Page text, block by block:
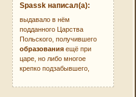
Spassk написал(а):
выдавало в нём
подданного Царства
Польского, получившего
образования ещё при
царе, но либо многое
крепко подзабывшего,